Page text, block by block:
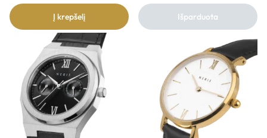
Į krepšelį Išparduota